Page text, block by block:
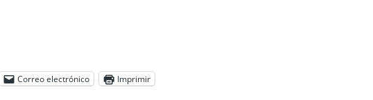
Correo electrónico Imprimir